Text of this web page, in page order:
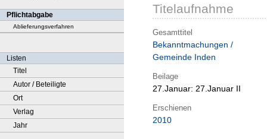
Pflichtabgabe
Ablieferungsverfahren
Listen
Titel
Autor / Beteiligte
Ort
Verlag
Jahr
Titelaufnahme
Gesamttitel
Bekanntmachungen /
Gemeinde Inden
Beilage
27.Januar: 27.Januar II
Erschienen
2010